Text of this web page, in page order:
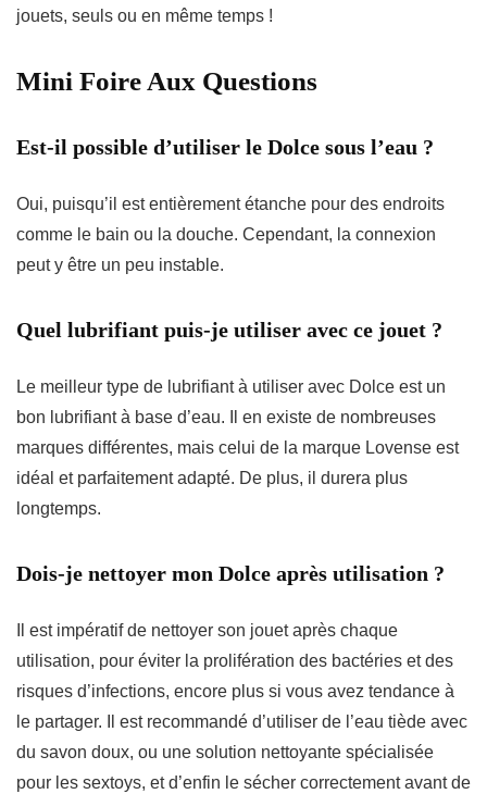
jouets, seuls ou en même temps !
Mini Foire Aux Questions
Est-il possible d’utiliser le Dolce sous l’eau ?
Oui, puisqu’il est entièrement étanche pour des endroits
comme le bain ou la douche. Cependant, la connexion
peut y être un peu instable.
Quel lubrifiant puis-je utiliser avec ce jouet ?
Le meilleur type de lubrifiant à utiliser avec Dolce est un
bon lubrifiant à base d’eau. Il en existe de nombreuses
marques différentes, mais celui de la marque Lovense est
idéal et parfaitement adapté. De plus, il durera plus
longtemps.
Dois-je nettoyer mon Dolce après utilisation ?
Il est impératif de nettoyer son jouet après chaque
utilisation, pour éviter la prolifération des bactéries et des
risques d’infections, encore plus si vous avez tendance à
le partager. Il est recommandé d’utiliser de l’eau tiède avec
du savon doux, ou une solution nettoyante spécialisée
pour les sextoys, et d’enfin le sécher correctement avant de